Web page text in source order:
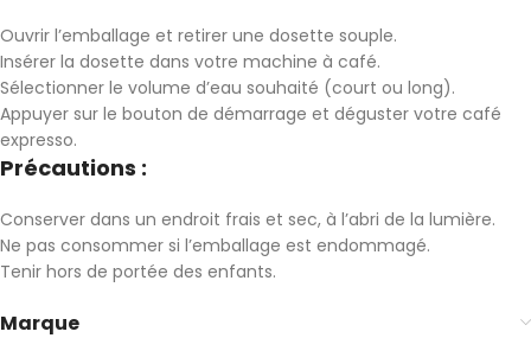
Ouvrir l’emballage et retirer une dosette souple.
Insérer la dosette dans votre machine à café.
Sélectionner le volume d’eau souhaité (court ou long).
Appuyer sur le bouton de démarrage et déguster votre café
expresso.
Précautions :
Conserver dans un endroit frais et sec, à l’abri de la lumière.
Ne pas consommer si l’emballage est endommagé.
Tenir hors de portée des enfants.
Marque